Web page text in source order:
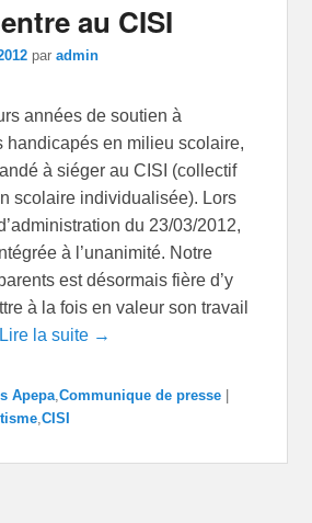
entre au CISI
paradmin
années de soutien à
handicapés en milieu scolaire,
à siéger au CISI (collectif
scolaire individualisée). Lors
du 23/03/2012,
à l’unanimité. Notre
est désormais fière d’y
à la fois en valeur son travail
Lire la suite →
Apepa ,Communique de presse
,CISI